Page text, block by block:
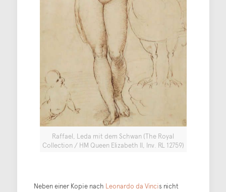
Raffael, Leda mit dem Schwan (The Royal
Collection / HM Queen Elizabeth II, Inv. RL 12759)
Neben einer Kopie nach Leonardo da Vincis nicht